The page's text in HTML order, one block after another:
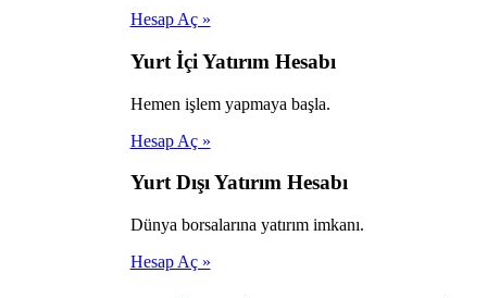
Hesap Aç »
Yurt İçi Yatırım Hesabı
Hemen işlem yapmaya başla.
Hesap Aç »
Yurt Dışı Yatırım Hesabı
Dünya borsalarına yatırım imkanı.
Hesap Aç »